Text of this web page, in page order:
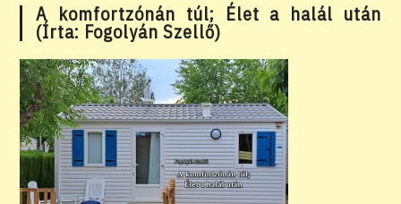
A komfortzónán túl; Élet a halál után
(Írta: Fogolyán Szellő)